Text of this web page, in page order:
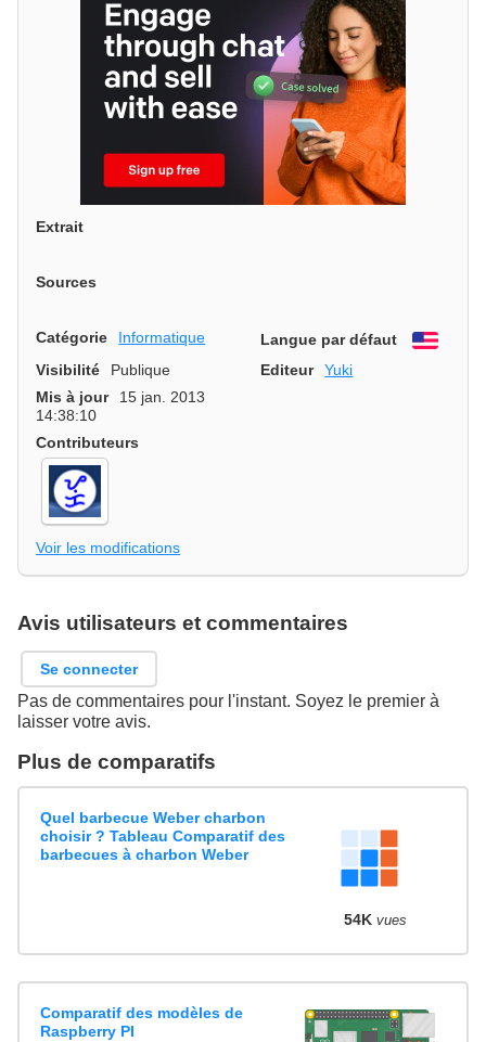
Extrait
Sources
Catégorie Informatique Langue par défaut
Visibilité
Publique Editeur
Yuki
Mis à jour
15 jan. 2013
14:38:10
Contributeurs
Voir les modifications
Avis utilisateurs et commentaires
Se connecter
Pas de commentaires pour l'instant. Soyez le premier à
laisser votre avis.
Plus de comparatifs
Quel barbecue Weber charbon
choisir ? Tableau Comparatif des
barbecues à charbon Weber
54K vues
Comparatif des modèles de
Raspberry PI